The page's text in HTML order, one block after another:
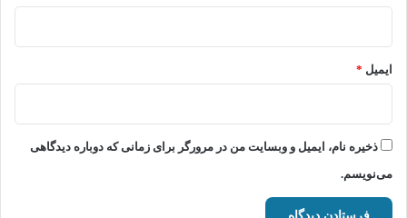
ایمیل *
ذخیره نام، ایمیل و وبسایت من در مرورگر برای زمانی که دوباره دیدگاهی
می‌نویسم.